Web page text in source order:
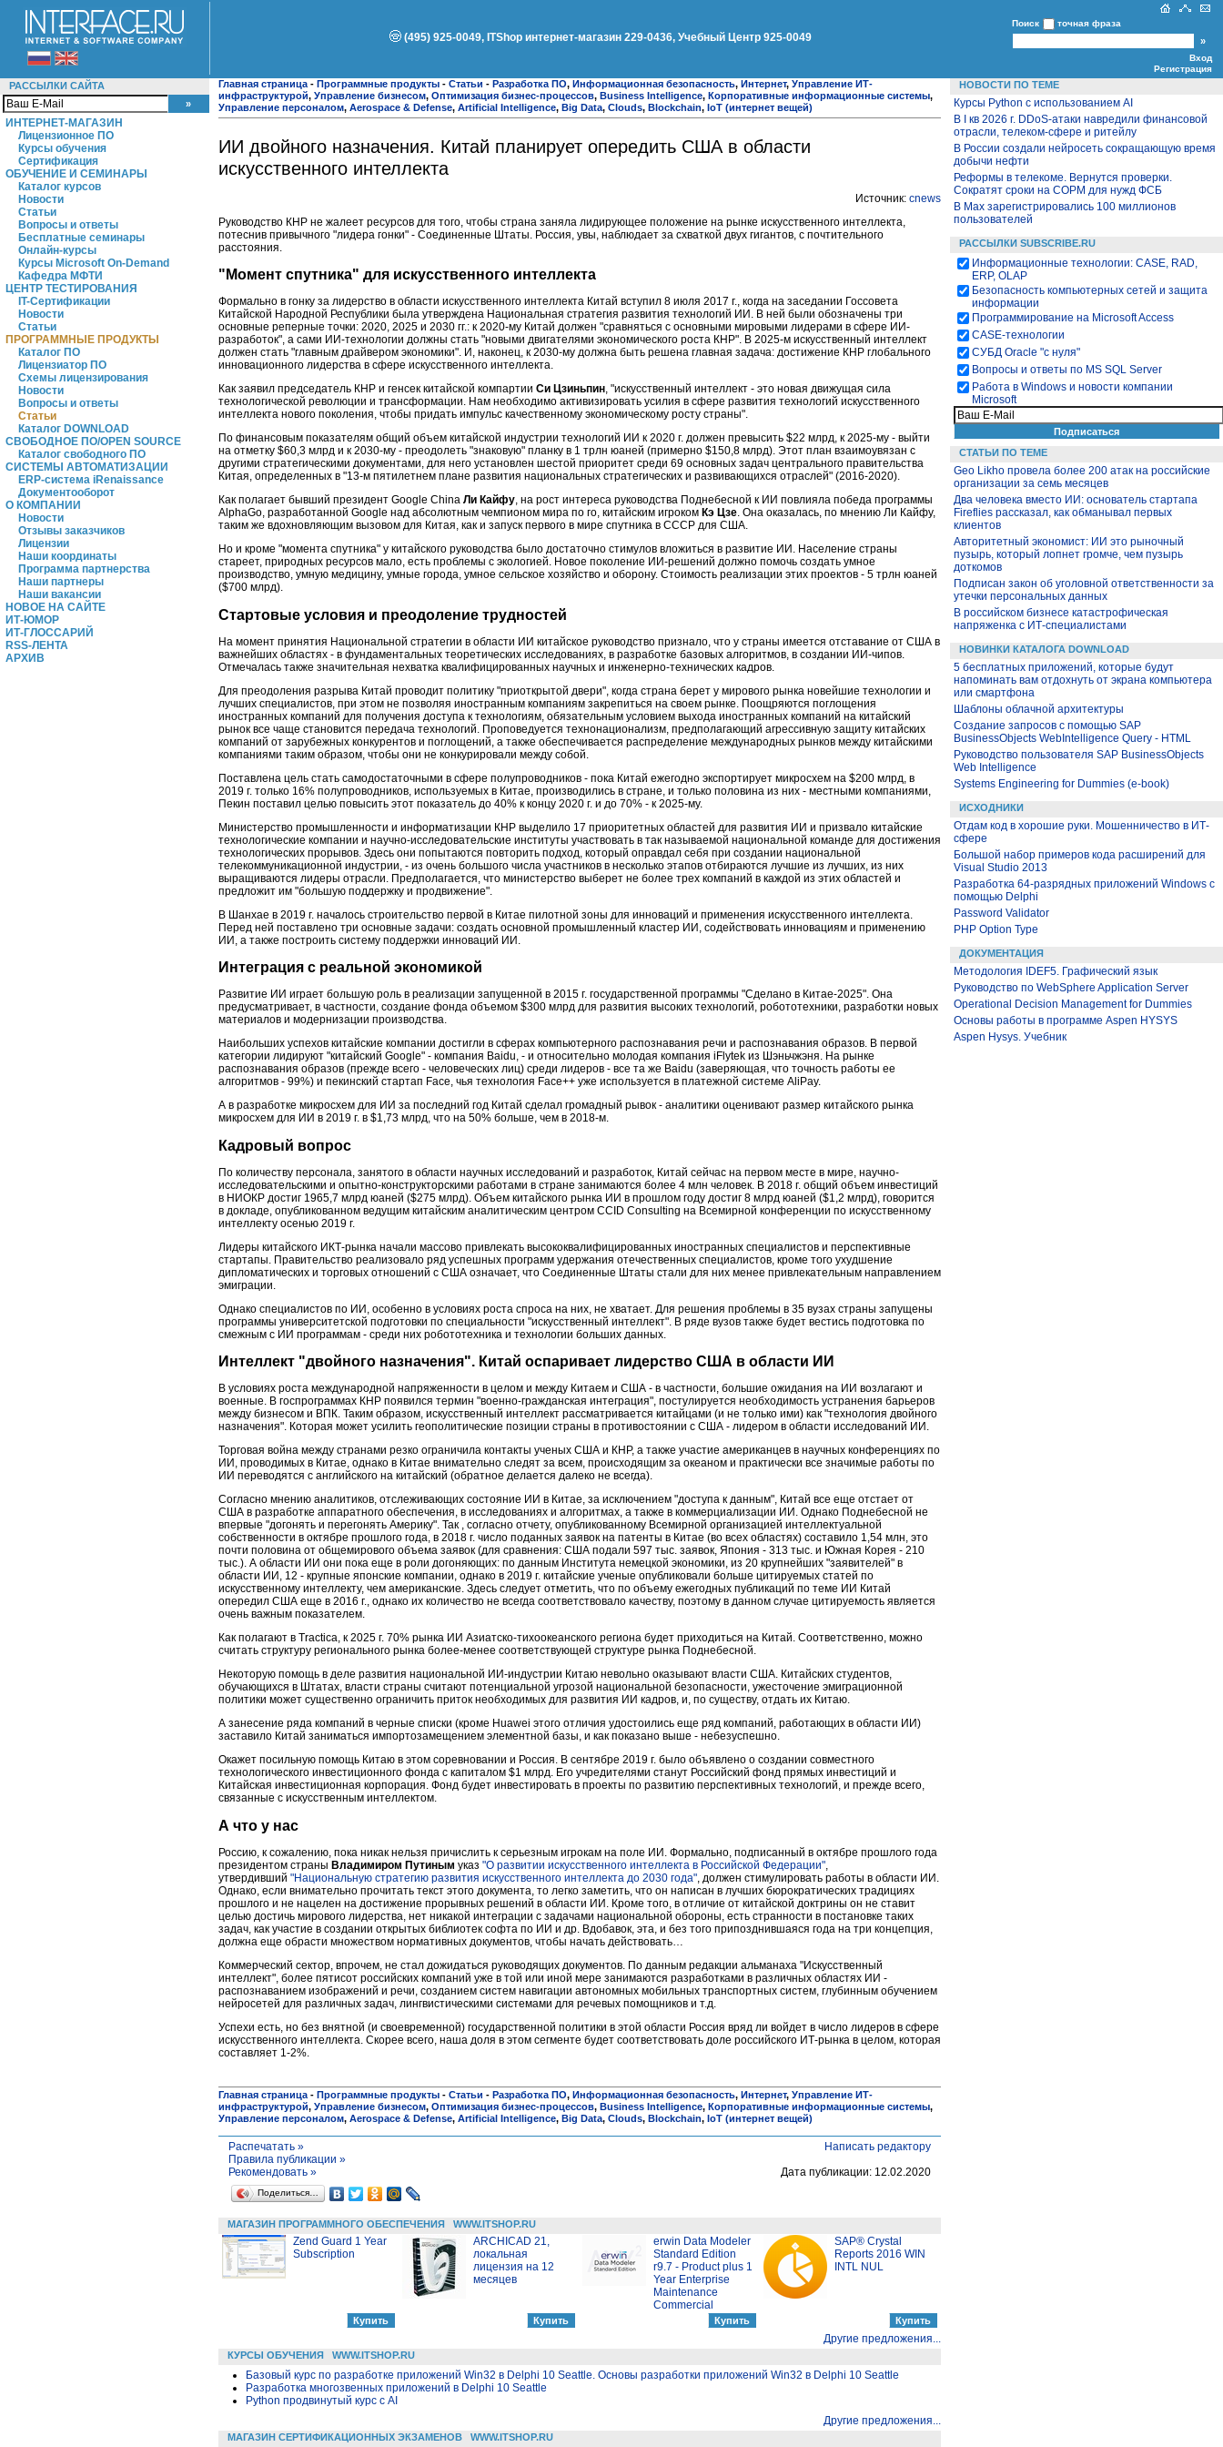
(495) 925-0049, ITShop интернет-магазин 229-0436, Учебный Центр 925-0049
Поиск точная фраза
Вход
Регистрация
РАССЫЛКИ САЙТА
ИНТЕРНЕТ-МАГАЗИН
Лицензионное ПО
Курсы обучения
Сертификация
ОБУЧЕНИЕ И СЕМИНАРЫ
Каталог курсов
Новости
Статьи
Вопросы и ответы
Бесплатные семинары
Онлайн-курсы
Курсы Microsoft On-Demand
Кафедра МФТИ
ЦЕНТР ТЕСТИРОВАНИЯ
IT-Сертификации
Новости
Статьи
ПРОГРАММНЫЕ ПРОДУКТЫ
Каталог ПО
Лицензиатор ПО
Схемы лицензирования
Новости
Вопросы и ответы
Статьи
Каталог DOWNLOAD
СВОБОДНОЕ ПО/OPEN SOURCE
Каталог свободного ПО
СИСТЕМЫ АВТОМАТИЗАЦИИ
ERP-система iRenaissance
Документооборот
О КОМПАНИИ
Новости
Отзывы заказчиков
Лицензии
Наши координаты
Программа партнерства
Наши партнеры
Наши вакансии
НОВОЕ НА САЙТЕ
ИТ-ЮМОР
ИТ-ГЛОССАРИЙ
RSS-ЛЕНТА
АРХИВ
Главная страница - Программные продукты - Статьи - Разработка ПО, Информационная безопасность, Интернет, Управление ИТ-
инфраструктурой, Управление бизнесом, Оптимизация бизнес-процессов, Business Intelligence, Корпоративные информационные системы,
Управление персоналом, Aerospace & Defense, Artificial Intelligence, Big Data, Clouds, Blockchain, IoT (интернет вещей)
ИИ двойного назначения. Китай планирует опередить США в области
искусственного интеллекта
Источник: cnews
Руководство КНР не жалеет ресурсов для того, чтобы страна заняла лидирующее положение на рынке искусственного интеллекта,
потеснив привычного "лидера гонки" - Соединенные Штаты. Россия, увы, наблюдает за схваткой двух гигантов, с почтительного
расстояния.
"Момент спутника" для искусственного интеллекта
Формально в гонку за лидерство в области искусственного интеллекта Китай вступил 8 июля 2017 г., когда на заседании Госсовета
Китайской Народной Республики была утверждена Национальная стратегия развития технологий ИИ. В ней были обозначены три
основные реперные точки: 2020, 2025 и 2030 гг.: к 2020-му Китай должен "сравняться с основными мировыми лидерами в сфере ИИ-
разработок", а сами ИИ-технологии должны стать "новыми двигателями экономического роста КНР". В 2025-м искусственный интеллект
должен стать "главным драйвером экономики". И, наконец, к 2030-му должна быть решена главная задача: достижение КНР глобального
инновационного лидерства в сфере искусственного интеллекта.
Как заявил председатель КНР и генсек китайской компартии Си Цзиньпин, "искусственный интеллект - это новая движущая сила
технологической революции и трансформации. Нам необходимо активизировать усилия в сфере развития технологий искусственного
интеллекта нового поколения, чтобы придать импульс качественному экономическому росту страны".
По финансовым показателям общий объем китайской индустрии технологий ИИ к 2020 г. должен превысить $22 млрд, к 2025-му - выйти
на отметку $60,3 млрд и к 2030-му - преодолеть "знаковую" планку в 1 трлн юаней (примерно $150,8 млрд). Этот план взаимоувязан с
другими стратегическими документами, для него установлен шестой приоритет среди 69 основных задач центрального правительства
Китая, определенных в "13-м пятилетнем плане развития национальных стратегических и развивающихся отраслей" (2016-2020).
Как полагает бывший президент Google China Ли Кайфу, на рост интереса руководства Поднебесной к ИИ повлияла победа программы
AlphaGo, разработанной Google над абсолютным чемпионом мира по го, китайским игроком Кэ Цзе. Она оказалась, по мнению Ли Кайфу,
таким же вдохновляющим вызовом для Китая, как и запуск первого в мире спутника в СССР для США.
Но и кроме "момента спутника" у китайского руководства было достаточно стимулов вложиться в развитие ИИ. Население страны
стареет, природных ресурсов мало, есть проблемы с экологией. Новое поколение ИИ-решений должно помочь создать умное
производство, умную медицину, умные города, умное сельское хозяйство и оборону. Стоимость реализации этих проектов - 5 трлн юаней
($700 млрд).
Стартовые условия и преодоление трудностей
На момент принятия Национальной стратегии в области ИИ китайское руководство признало, что у страны имеется отставание от США в
важнейших областях - в фундаментальных теоретических исследованиях, в разработке базовых алгоритмов, в создании ИИ-чипов.
Отмечалась также значительная нехватка квалифицированных научных и инженерно-технических кадров.
Для преодоления разрыва Китай проводит политику "приоткрытой двери", когда страна берет у мирового рынка новейшие технологии и
лучших специалистов, при этом не позволяя иностранным компаниям закрепиться на своем рынке. Поощряются поглощения
иностранных компаний для получения доступа к технологиям, обязательным условием выхода иностранных компаний на китайский
рынок все чаще становится передача технологий. Проповедуется технонационализм, предполагающий агрессивную защиту китайских
компаний от зарубежных конкурентов и поглощений, а также обеспечивается распределение международных рынков между китайскими
компаниями таким образом, чтобы они не конкурировали между собой.
Поставлена цель стать самодостаточными в сфере полупроводников - пока Китай ежегодно экспортирует микросхем на $200 млрд, в
2019 г. только 16% полупроводников, используемых в Китае, производились в стране, и только половина из них - местными компаниями,
Пекин поставил целью повысить этот показатель до 40% к концу 2020 г. и до 70% - к 2025-му.
Министерство промышленности и информатизации КНР выделило 17 приоритетных областей для развития ИИ и призвало китайские
технологические компании и научно-исследовательские институты участвовать в так называемой национальной команде для достижения
технологических прорывов. Здесь они попытаются повторить подход, который оправдал себя при создании национальной
телекоммуникационной индустрии, - из очень большого числа участников в несколько этапов отбираются лучшие из лучших, из них
выращиваются лидеры отрасли. Предполагается, что министерство выберет не более трех компаний в каждой из этих областей и
предложит им "большую поддержку и продвижение".
В Шанхае в 2019 г. началось строительство первой в Китае пилотной зоны для инноваций и применения искусственного интеллекта.
Перед ней поставлено три основные задачи: создать основной промышленный кластер ИИ, содействовать инновациям и применению
ИИ, а также построить систему поддержки инноваций ИИ.
Интеграция с реальной экономикой
Развитие ИИ играет большую роль в реализации запущенной в 2015 г. государственной программы "Сделано в Китае-2025". Она
предусматривает, в частности, создание фонда объемом $300 млрд для развития высоких технологий, робототехники, разработки новых
материалов и модернизации производства.
Наибольших успехов китайские компании достигли в сферах компьютерного распознавания речи и распознавания образов. В первой
категории лидируют "китайский Google" - компания Baidu, - и относительно молодая компания iFlytek из Шэньчжэня. На рынке
распознавания образов (прежде всего - человеческих лиц) среди лидеров - все та же Baidu (заверяющая, что точность работы ее
алгоритмов - 99%) и пекинский стартап Face, чья технология Face++ уже используется в платежной системе AliPay.
А в разработке микросхем для ИИ за последний год Китай сделал громадный рывок - аналитики оценивают размер китайского рынка
микросхем для ИИ в 2019 г. в $1,73 млрд, что на 50% больше, чем в 2018-м.
Кадровый вопрос
По количеству персонала, занятого в области научных исследований и разработок, Китай сейчас на первом месте в мире, научно-
исследовательскими и опытно-конструкторскими работами в стране занимаются более 4 млн человек. В 2018 г. общий объем инвестиций
в НИОКР достиг 1965,7 млрд юаней ($275 млрд). Объем китайского рынка ИИ в прошлом году достиг 8 млрд юаней ($1,2 млрд), говорится
в докладе, опубликованном ведущим китайским аналитическим центром CCID Consulting на Всемирной конференции по искусственному
интеллекту осенью 2019 г.
Лидеры китайского ИКТ-рынка начали массово привлекать высококвалифицированных иностранных специалистов и перспективные
стартапы. Правительство реализовало ряд успешных программ удержания отечественных специалистов, кроме того ухудшение
дипломатических и торговых отношений с США означает, что Соединенные Штаты стали для них менее привлекательным направлением
эмиграции.
Однако специалистов по ИИ, особенно в условиях роста спроса на них, не хватает. Для решения проблемы в 35 вузах страны запущены
программы университетской подготовки по специальности "искусственный интеллект". В ряде вузов также будет вестись подготовка по
смежным с ИИ программам - среди них робототехника и технологии больших данных.
Интеллект "двойного назначения". Китай оспаривает лидерство США в области ИИ
В условиях роста международной напряженности в целом и между Китаем и США - в частности, большие ожидания на ИИ возлагают и
военные. В госпрограммах КНР появился термин "военно-гражданская интеграция", постулируется необходимость устранения барьеров
между бизнесом и ВПК. Таким образом, искусственный интеллект рассматривается китайцами (и не только ими) как "технология двойного
назначения". Которая может усилить геополитические позиции страны в противостоянии с США - лидером в области исследований ИИ.
Торговая война между странами резко ограничила контакты ученых США и КНР, а также участие американцев в научных конференциях по
ИИ, проводимых в Китае, однако в Китае внимательно следят за всем, происходящим за океаном и практически все значимые работы по
ИИ переводятся с английского на китайский (обратное делается далеко не всегда).
Согласно мнению аналитиков, отслеживающих состояние ИИ в Китае, за исключением "доступа к данным", Китай все еще отстает от
США в разработке аппаратного обеспечения, в исследованиях и алгоритмах, а также в коммерциализации ИИ. Однако Поднебесной не
впервые "догонять и перегонять Америку". Так , согласно отчету, опубликованному Всемирной организацией интеллектуальной
собственности в октябре прошлого года, в 2018 г. число поданных заявок на патенты в Китае (во всех областях) составило 1,54 млн, это
почти половина от общемирового объема заявок (для сравнения: США подали 597 тыс. заявок, Япония - 313 тыс. и Южная Корея - 210
тыс.). А области ИИ они пока еще в роли догоняющих: по данным Института немецкой экономики, из 20 крупнейших "заявителей" в
области ИИ, 12 - крупные японские компании, однако в 2019 г. китайские ученые опубликовали больше цитируемых статей по
искусственному интеллекту, чем американские. Здесь следует отметить, что по объему ежегодных публикаций по теме ИИ Китай
опередил США еще в 2016 г., однако их количество не всегда соответствовало качеству, поэтому в данном случае цитируемость является
очень важным показателем.
Как полагают в Tractica, к 2025 г. 70% рынка ИИ Азиатско-тихоокеанского региона будет приходиться на Китай. Соответственно, можно
считать структуру регионального рынка более-менее соответствующей структуре рынка Поднебесной.
Некоторую помощь в деле развития национальной ИИ-индустрии Китаю невольно оказывают власти США. Китайских студентов,
обучающихся в Штатах, власти страны считают потенциальной угрозой национальной безопасности, ужесточение эмиграционной
политики может существенно ограничить приток необходимых для развития ИИ кадров, и, по существу, отдать их Китаю.
А занесение ряда компаний в черные списки (кроме Huawei этого отличия удостоились еще ряд компаний, работающих в области ИИ)
заставило Китай заниматься импортозамещением элементной базы, и как показано выше - небезуспешно.
Окажет посильную помощь Китаю в этом соревновании и Россия. В сентябре 2019 г. было объявлено о создании совместного
технологического инвестиционного фонда с капиталом $1 млрд. Его учредителями станут Российский фонд прямых инвестиций и
Китайская инвестиционная корпорация. Фонд будет инвестировать в проекты по развитию перспективных технологий, и прежде всего,
связанные с искусственным интеллектом.
А что у нас
Россию, к сожалению, пока никак нельзя причислить к серьезным игрокам на поле ИИ. Формально, подписанный в октябре прошлого года
президентом страны Владимиром Путиным указ "О развитии искусственного интеллекта в Российской Федерации",
утвердивший "Национальную стратегию развития искусственного интеллекта до 2030 года", должен стимулировать работы в области ИИ.
Однако, если внимательно прочитать текст этого документа, то легко заметить, что он написан в лучших бюрократических традициях
прошлого и не нацелен на достижение прорывных решений в области ИИ. Кроме того, в отличие от китайской доктрины он не ставит
целью достичь мирового лидерства, нет никакой интеграции с задачами национальной обороны, есть странности в постановке таких
задач, как участие в создании открытых библиотек софта по ИИ и др. Вдобавок, эта, и без того припозднившаяся года на три концепция,
должна еще обрасти множеством нормативных документов, чтобы начать действовать…
Коммерческий сектор, впрочем, не стал дожидаться руководящих документов. По данным редакции альманаха "Искусственный
интеллект", более пятисот российских компаний уже в той или иной мере занимаются разработками в различных областях ИИ -
распознаванием изображений и речи, созданием систем навигации автономных мобильных транспортных систем, глубинным обучением
нейросетей для различных задач, лингвистическими системами для речевых помощников и т.д.
Успехи есть, но без внятной (и своевременной) государственной политики в этой области Россия вряд ли войдет в число лидеров в сфере
искусственного интеллекта. Скорее всего, наша доля в этом сегменте будет соответствовать доле российского ИТ-рынка в целом, которая
составляет 1-2%.
Главная страница - Программные продукты - Статьи - Разработка ПО, Информационная безопасность, Интернет, Управление ИТ-
инфраструктурой, Управление бизнесом, Оптимизация бизнес-процессов, Business Intelligence, Корпоративные информационные системы,
Управление персоналом, Aerospace & Defense, Artificial Intelligence, Big Data, Clouds, Blockchain, IoT (интернет вещей)
Распечатать »
Правила публикации »
Написать редактору
Рекомендовать »
Дата публикации: 12.02.2020
Поделиться…
МАГАЗИН ПРОГРАММНОГО ОБЕСПЕЧЕНИЯ WWW.ITSHOP.RU
Zend Guard 1 Year
Subscription
ARCHICAD 21,
локальная
лицензия на 12
месяцев
erwin Data Modeler
Standard Edition
r9.7 - Product plus 1
Year Enterprise
Maintenance
Commercial
SAP® Crystal
Reports 2016 WIN
INTL NUL
Другие предложения...
КУРСЫ ОБУЧЕНИЯ WWW.ITSHOP.RU
Базовый курс по разработке приложений Win32 в Delphi 10 Seattle. Основы разработки приложений Win32 в Delphi 10 Seattle
Разработка многозвенных приложений в Delphi 10 Seattle
Python продвинутый курс с AI
Другие предложения...
МАГАЗИН СЕРТИФИКАЦИОННЫХ ЭКЗАМЕНОВ WWW.ITSHOP.RU
НОВОСТИ ПО ТЕМЕ
Курсы Python c использованием AI
В I кв 2026 г. DDoS-атаки навредили финансовой
отрасли, телеком-сфере и ритейлу
В России создали нейросеть сокращающую время
добычи нефти
Реформы в телекоме. Вернутся проверки.
Сократят сроки на СОРМ для нужд ФСБ
В Max зарегистрировались 100 миллионов
пользователей
РАССЫЛКИ SUBSCRIBE.RU
Информационные технологии: CASE, RAD,
ERP, OLAP
Безопасность компьютерных сетей и защита
информации
Программирование на Microsoft Access
CASE-технологии
СУБД Oracle "с нуля"
Вопросы и ответы по MS SQL Server
Работа в Windows и новости компании
Microsoft
СТАТЬИ ПО ТЕМЕ
Geo Likho провела более 200 атак на российские
организации за семь месяцев
Два человека вместо ИИ: основатель стартапа
Fireflies рассказал, как обманывал первых
клиентов
Авторитетный экономист: ИИ это рыночный
пузырь, который лопнет громче, чем пузырь
доткомов
Подписан закон об уголовной ответственности за
утечки персональных данных
В российском бизнесе катастрофическая
напряженка с ИТ-специалистами
НОВИНКИ КАТАЛОГА DOWNLOAD
5 бесплатных приложений, которые будут
напоминать вам отдохнуть от экрана компьютера
или смартфона
Шаблоны облачной архитектуры
Создание запросов с помощью SAP
BusinessObjects WebIntelligence Query - HTML
Руководство пользователя SAP BusinessObjects
Web Intelligence
Systems Engineering for Dummies (e-book)
ИСХОДНИКИ
Отдам код в хорошие руки. Мошенничество в ИТ-
сфере
Большой набор примеров кода расширений для
Visual Studio 2013
Разработка 64-разрядных приложений Windows с
помощью Delphi
Password Validator
PHP Option Type
ДОКУМЕНТАЦИЯ
Методология IDEF5. Графический язык
Руководство по WebSphere Application Server
Operational Decision Management for Dummies
Основы работы в программе Aspen HYSYS
Aspen Hysys. Учебник